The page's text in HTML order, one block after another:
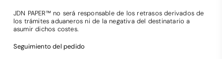
JDN PAPER™ no será responsable de los retrasos derivados de
los trámites aduaneros ni de la negativa del destinatario a
asumir dichos costes.
Seguimiento del pedido